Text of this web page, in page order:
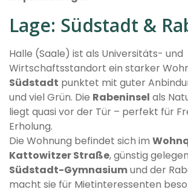
Lage: Südstadt &
Halle (Saale) ist als Universitäts- und
Wirtschaftsstandort ein starker
Südstadt punktet mit guter
und viel Grün. Die Rabeninsel als
liegt quasi vor der Tür – perfekt für
Erholung.
Die Wohnung befindet sich im
Kattowitzer Straße, günstig
Südstadt-Gymnasiumund der
macht sie für Mietinteressenten